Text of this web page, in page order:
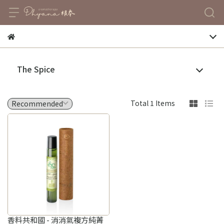
The Spice
Total 1 Items
香料共和國 - 消消氣複方純菁